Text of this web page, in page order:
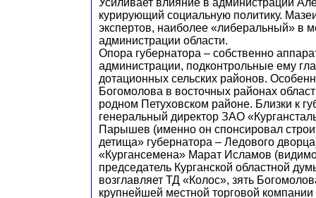
Усиливает влияние в администрации
курирующий социальную политику.
экспертов, наиболее «либеральный» в
администрации области.
Опора губернатора – собственно
администрации, подконтрольные ему
дотационных сельских районов.
Богомолова в восточных районах
родном Петуховском районе. Близки к
генеральный директор ЗАО
Парышев (именно он спонсировал
детища» губернатора – Ледового
«Кургансемена» Марат Исламов
председатель Курганской областной
возглавляет ТД «Колос», зять
крупнейшей местной торговой